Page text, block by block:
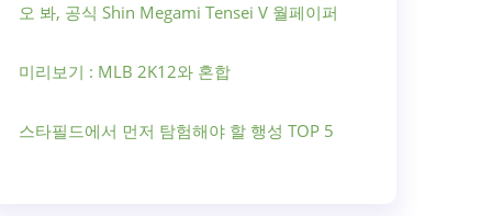
오 봐, 공식 Shin Megami Tensei V 월페이퍼
미리보기 : MLB 2K12와 혼합
스타필드에서 먼저 탐험해야 할 행성 TOP 5